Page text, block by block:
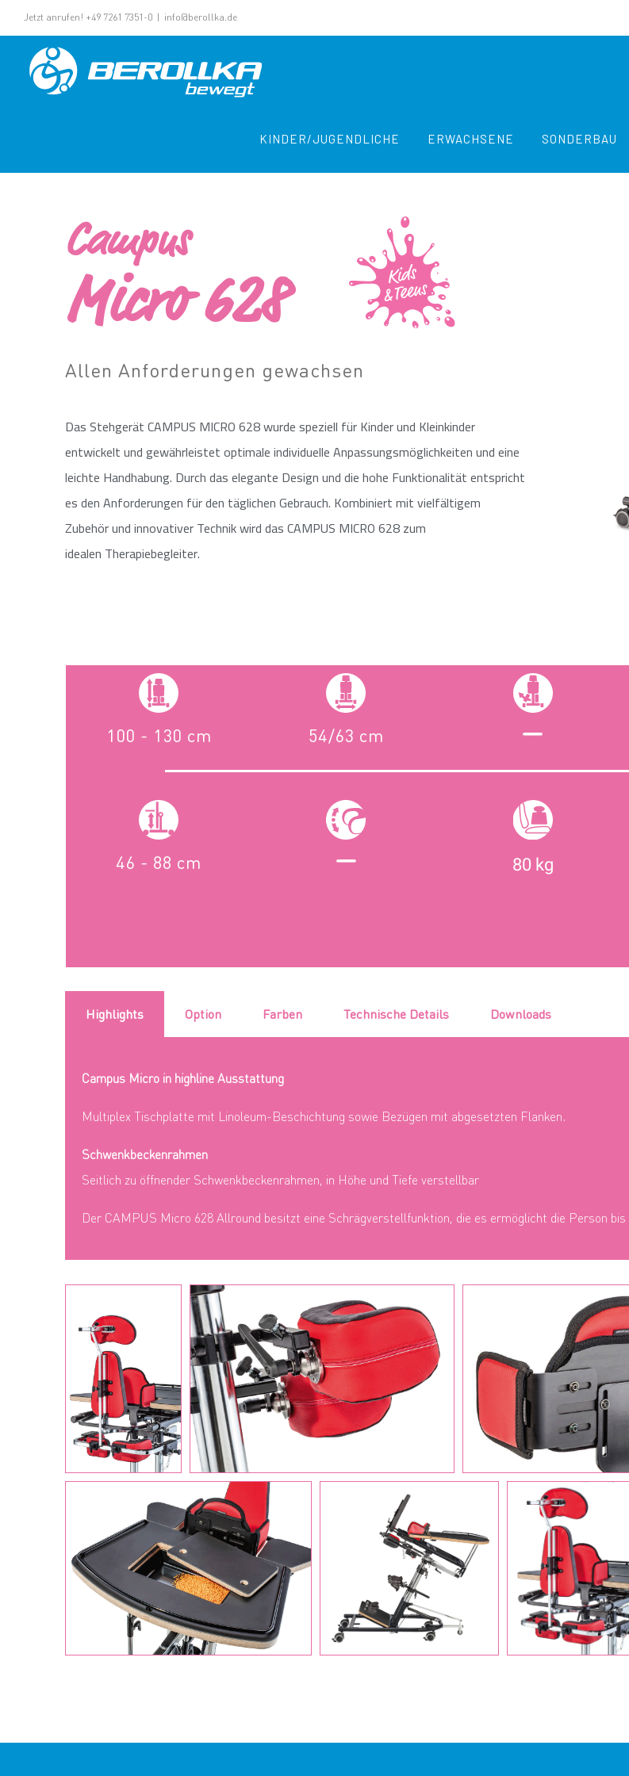
Jetzt anrufen! +49 7261 7351-0 | info@berollka.de
KINDER/JUGENDLICHE ERWACHSENE SONDERBAU
Campus
Micro 628
Allen Anforderungen gewachsen​
Das Stehgerät CAMPUS MICRO 628 wurde speziell für Kinder und Kleinkinder
entwickelt und gewährleistet optimale individuelle ­Anpassungsmöglichkeiten und eine
leichte Hand­habung. Durch das elegante Design und die hohe Funktionalität entspricht
es den An­for­derungen für den täglichen Gebrauch. ­Kombiniert mit vielfältigem
Zubehör und innovativer Technik wird das CAMPUS MICRO 628 zum
idealen Therapiebegleiter.
100 - 130 cm 54/63 cm
46 - 88 cm 80 kg
Highlights Option Farben Technische Details Downloads
Campus Micro in highline Ausstattung
Multiplex Tischplatte mit Linoleum-Beschichtung sowie Bezügen mit abgesetzten Flanken.
Schwenkbeckenrahmen
Seitlich zu öffnender Schwenkbeckenrahmen, in Höhe und Tiefe verstellbar
Der CAMPUS Micro 628 Allround besitzt eine Schrägverstellfunktion, die es ermöglicht die Person